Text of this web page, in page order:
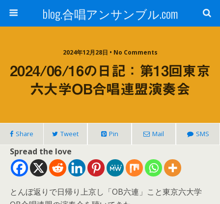
blog.合唱アンサンブル.com
2024年12月28日 • No Comments
2024/06/16の日記：第13回東京
六大学OB合唱連盟演奏会
Share Tweet Pin Mail SMS
Spread the love
とんぼ返りで日帰り上京し「OB六連」こと東京六大学